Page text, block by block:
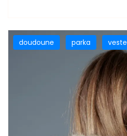
doudoune parka veste